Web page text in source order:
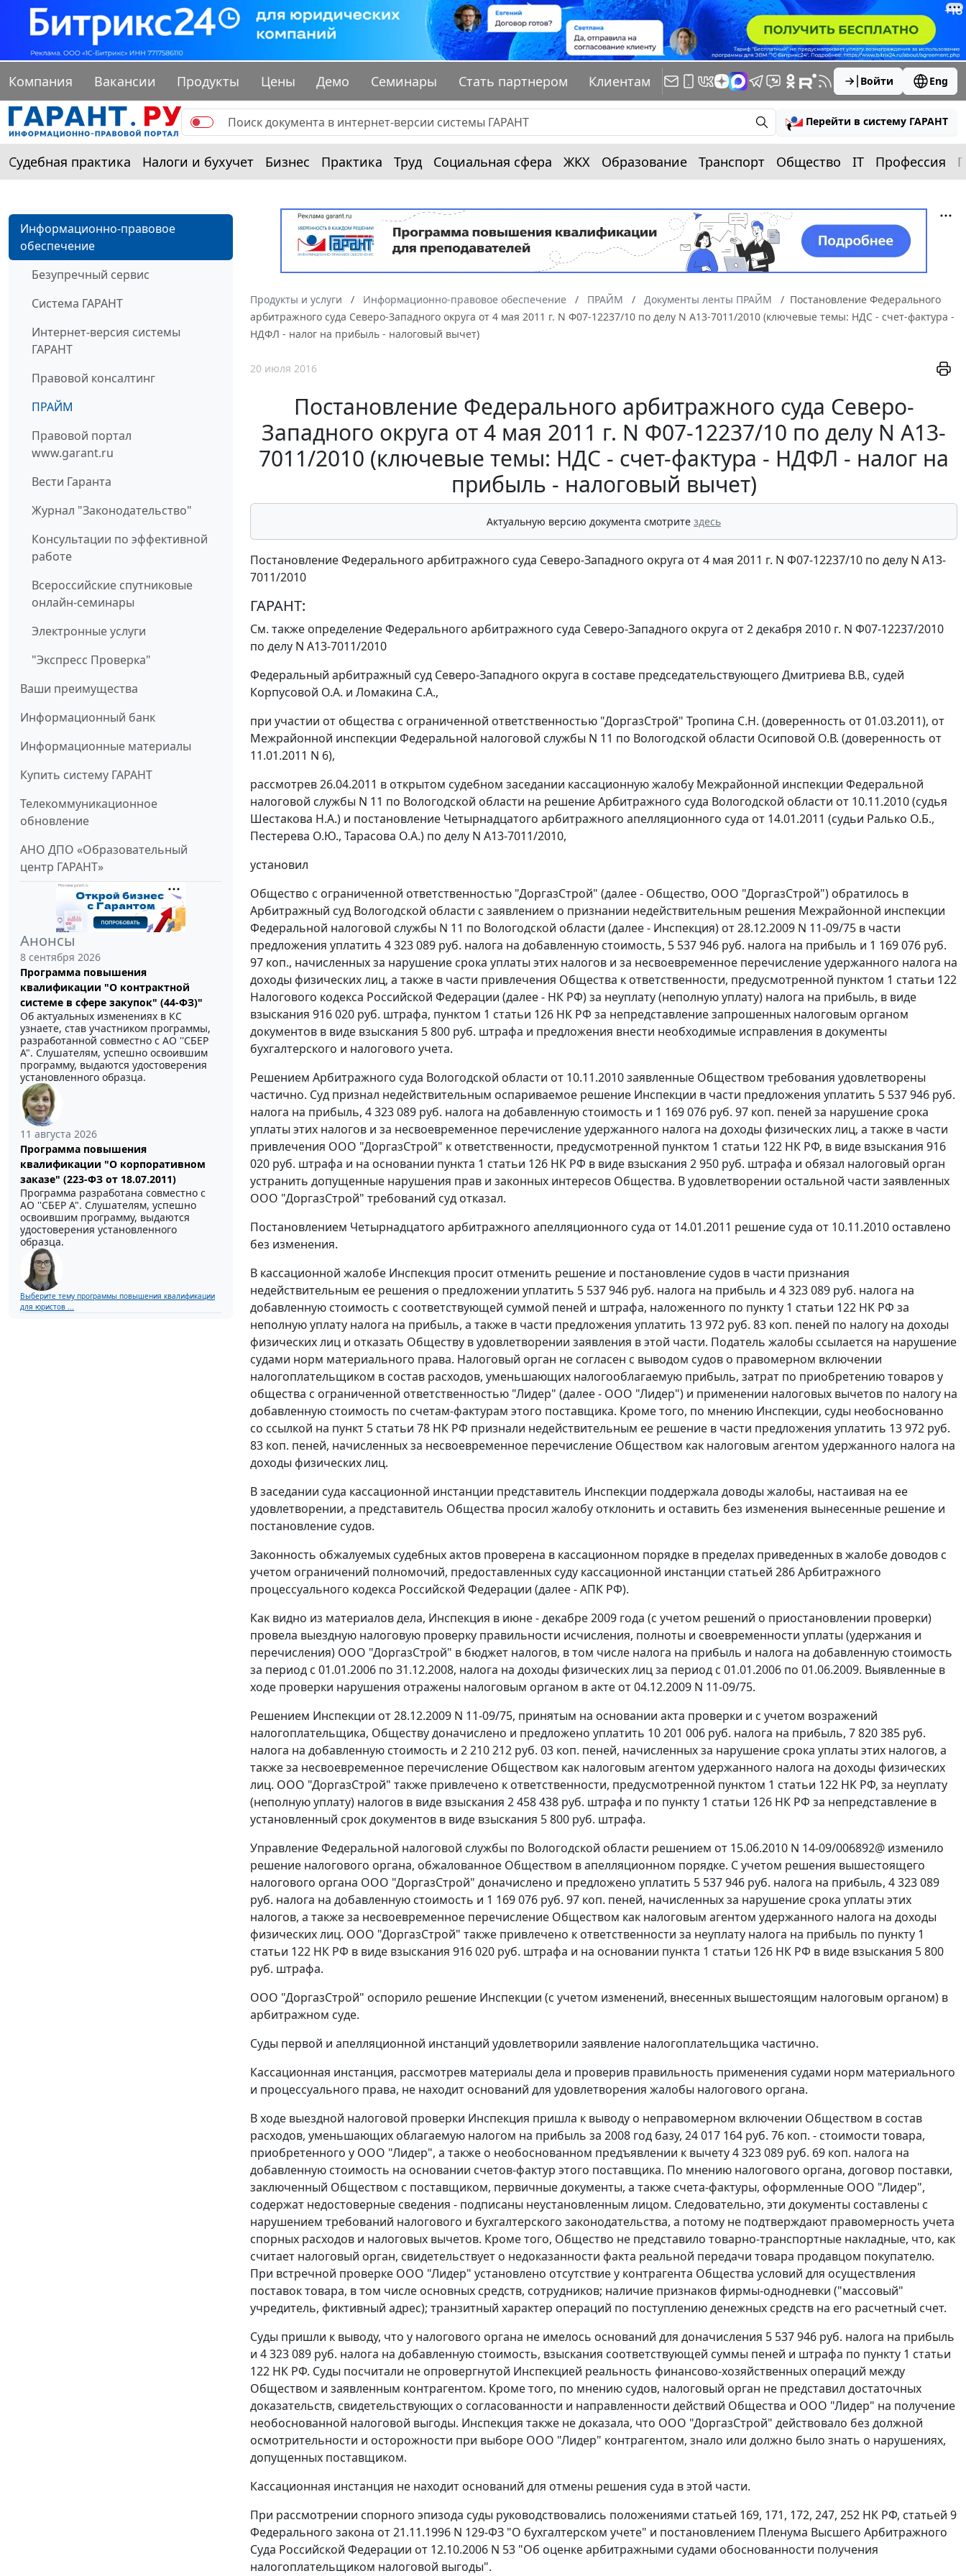
Компания Вакансии Продукты Цены Демо Семинары Стать партнером Клиентам Войти Eng
Перейти в систему ГАРАНТ
Судебная практика Налоги и бухучет Бизнес Практика Труд Социальная сфера ЖКХ Образование Транспорт Общество IT Профессия
Информационно-правовое
обеспечение
Безупречный сервис
Система ГАРАНТ
Интернет-версия системы
ГАРАНТ
Правовой консалтинг
ПРАЙМ
Правовой портал
www.garant.ru
Вести Гаранта
Журнал "Законодательство"
Консультации по эффективной
работе
Всероссийские спутниковые
онлайн-семинары
Электронные услуги
"Экспресс Проверка"
Ваши преимущества
Информационный банк
Информационные материалы
Купить систему ГАРАНТ
Телекоммуникационное
обновление
АНО ДПО «Образовательный
центр ГАРАНТ»
Анонсы
8 сентября 2026
Программа повышения
квалификации "О контрактной
системе в сфере закупок" (44-ФЗ)"
Об актуальных изменениях в КС
узнаете, став участником программы,
разработанной совместно с АО ''СБЕР
А". Слушателям, успешно освоившим
программу, выдаются удостоверения
установленного образца.
11 августа 2026
Программа повышения
квалификации "О корпоративном
заказе" (223-ФЗ от 18.07.2011)
Программа разработана совместно с
АО ''СБЕР А". Слушателям, успешно
освоившим программу, выдаются
удостоверения установленного
образца.
Выберите тему программы повышения квалификации
для юристов ...
Продукты и услуги Информационно-правовое обеспечение ПРАЙМ Документы ленты ПРАЙМ
Постановление Федерального
арбитражного суда Северо-Западного округа от 4 мая 2011 г. N Ф07-12237/10 по делу N А13-7011/2010 (ключевые темы: НДС - счет-фактура -
НДФЛ - налог на прибыль - налоговый вычет)
20 июля 2016
Постановление Федерального арбитражного суда Северо-
Западного округа от 4 мая 2011 г. N Ф07-12237/10 по делу N А13-
7011/2010 (ключевые темы: НДС - счет-фактура - НДФЛ - налог на
прибыль - налоговый вычет)
Актуальную версию документа смотрите здесь
Постановление Федерального арбитражного суда Северо-Западного округа от 4 мая 2011 г. N Ф07-12237/10 по делу N А13-
7011/2010
ГАРАНТ:
См. также определениеФедерального арбитражного суда Северо-Западного округа от 2 декабря 2010 г. N Ф07-12237/2010
по делу N А13-7011/2010
Федеральный арбитражный суд Северо-Западного округа в составе председательствующего Дмитриева В.В., судей
Корпусовой О.А. и Ломакина С.А.,
при участии от общества с ограниченной ответственностью "ДоргазСтрой" Тропина С.Н. (доверенность от 01.03.2011), от
Межрайонной инспекции Федеральной налоговой службы N 11 по Вологодской области Осиповой О.В. (доверенность от
11.01.2011 N 6),
рассмотрев 26.04.2011 в открытом судебном заседании кассационную жалобу Межрайонной инспекции Федеральной
налоговой службы N 11 по Вологодской области на решение Арбитражного суда Вологодской области от 10.11.2010 (судья
Шестакова Н.А.) и постановление Четырнадцатого арбитражного апелляционного суда от 14.01.2011 (судьи Ралько О.Б.,
Пестерева О.Ю., Тарасова О.А.) по делу N А13-7011/2010,
установил
Общество с ограниченной ответственностью "ДоргазСтрой" (далее - Общество, ООО "ДоргазСтрой") обратилось в
Арбитражный суд Вологодской области с заявлением о признании недействительным решения Межрайонной инспекции
Федеральной налоговой службы N 11 по Вологодской области (далее - Инспекция) от 28.12.2009 N 11-09/75 в части
предложения уплатить 4 323 089 руб. налога на добавленную стоимость, 5 537 946 руб. налога на прибыль и 1 169 076 руб.
97 коп., начисленных за нарушение срока уплаты этих налогов и за несвоевременное перечисление удержанного налога на
доходы физических лиц, а также в части привлечения Общества к ответственности, предусмотренной пунктом 1 статьи 122
Налогового кодекса Российской Федерации (далее - НК РФ) за неуплату (неполную уплату) налога на прибыль, в виде
взыскания 916 020 руб. штрафа, пунктом 1 статьи 126 НК РФ за непредставление запрошенных налоговым органом
документов в виде взыскания 5 800 руб. штрафа и предложения внести необходимые исправления в документы
бухгалтерского и налогового учета.
Решением Арбитражного суда Вологодской области от 10.11.2010 заявленные Обществом требования удовлетворены
частично. Суд признал недействительным оспариваемое решение Инспекции в части предложения уплатить 5 537 946 руб.
налога на прибыль, 4 323 089 руб. налога на добавленную стоимость и 1 169 076 руб. 97 коп. пеней за нарушение срока
уплаты этих налогов и за несвоевременное перечисление удержанного налога на доходы физических лиц, а также в части
привлечения ООО "ДоргазСтрой" к ответственности, предусмотренной пунктом 1 статьи 122 НК РФ, в виде взыскания 916
020 руб. штрафа и на основании пункта 1 статьи 126 НК РФ в виде взыскания 2 950 руб. штрафа и обязал налоговый орган
устранить допущенные нарушения прав и законных интересов Общества. В удовлетворении остальной части заявленных
ООО "ДоргазСтрой" требований суд отказал.
Постановлением Четырнадцатого арбитражного апелляционного суда от 14.01.2011 решение суда от 10.11.2010 оставлено
без изменения.
В кассационной жалобе Инспекция просит отменить решение и постановление судов в части признания
недействительным ее решения о предложении уплатить 5 537 946 руб. налога на прибыль и 4 323 089 руб. налога на
добавленную стоимость с соответствующей суммой пеней и штрафа, наложенного по пункту 1 статьи 122 НК РФ за
неполную уплату налога на прибыль, а также в части предложения уплатить 13 972 руб. 83 коп. пеней по налогу на доходы
физических лиц и отказать Обществу в удовлетворении заявления в этой части. Податель жалобы ссылается на нарушение
судами норм материального права. Налоговый орган не согласен с выводом судов о правомерном включении
налогоплательщиком в состав расходов, уменьшающих налогооблагаемую прибыль, затрат по приобретению товаров у
общества с ограниченной ответственностью "Лидер" (далее - ООО "Лидер") и применении налоговых вычетов по налогу на
добавленную стоимость по счетам-фактурам этого поставщика. Кроме того, по мнению Инспекции, суды необоснованно
со ссылкой на пункт 5 статьи 78 НК РФ признали недействительным ее решение в части предложения уплатить 13 972 руб.
83 коп. пеней, начисленных за несвоевременное перечисление Обществом как налоговым агентом удержанного налога на
доходы физических лиц.
В заседании суда кассационной инстанции представитель Инспекции поддержала доводы жалобы, настаивая на ее
удовлетворении, а представитель Общества просил жалобу отклонить и оставить без изменения вынесенные решение и
постановление судов.
Законность обжалуемых судебных актов проверена в кассационном порядке в пределах приведенных в жалобе доводов с
учетом ограничений полномочий, предоставленных суду кассационной инстанции статьей 286Арбитражного
процессуального кодекса Российской Федерации (далее - АПК РФ).
Как видно из материалов дела, Инспекция в июне - декабре 2009 года (с учетом решений о приостановлении проверки)
провела выездную налоговую проверку правильности исчисления, полноты и своевременности уплаты (удержания и
перечисления) ООО "ДоргазСтрой" в бюджет налогов, в том числе налога на прибыль и налога на добавленную стоимость
за период с 01.01.2006 по 31.12.2008, налога на доходы физических лиц за период с 01.01.2006 по 01.06.2009. Выявленные в
ходе проверки нарушения отражены налоговым органом в акте от 04.12.2009 N 11-09/75.
Решением Инспекции от 28.12.2009 N 11-09/75, принятым на основании акта проверки и с учетом возражений
налогоплательщика, Обществу доначислено и предложено уплатить 10 201 006 руб. налога на прибыль, 7 820 385 руб.
налога на добавленную стоимость и 2 210 212 руб. 03 коп. пеней, начисленных за нарушение срока уплаты этих налогов, а
также за несвоевременное перечисление Обществом как налоговым агентом удержанного налога на доходы физических
лиц. ООО "ДоргазСтрой" также привлечено к ответственности, предусмотренной пунктом 1 статьи 122 НК РФ, за неуплату
(неполную уплату) налогов в виде взыскания 2 458 438 руб. штрафа и по пункту 1 статьи 126 НК РФ за непредставление в
установленный срок документов в виде взыскания 5 800 руб. штрафа.
Управление Федеральной налоговой службы по Вологодской области решением от 15.06.2010 N 14-09/006892@ изменило
решение налогового органа, обжалованное Обществом в апелляционном порядке. С учетом решения вышестоящего
налогового органа ООО "ДоргазСтрой" доначислено и предложено уплатить 5 537 946 руб. налога на прибыль, 4 323 089
руб. налога на добавленную стоимость и 1 169 076 руб. 97 коп. пеней, начисленных за нарушение срока уплаты этих
налогов, а также за несвоевременное перечисление Обществом как налоговым агентом удержанного налога на доходы
физических лиц. ООО "ДоргазСтрой" также привлечено к ответственности за неуплату налога на прибыль по пункту 1
статьи 122 НК РФ в виде взыскания 916 020 руб. штрафа и на основании пункта 1 статьи 126 НК РФ в виде взыскания 5 800
руб. штрафа.
ООО "ДоргазСтрой" оспорило решение Инспекции (с учетом изменений, внесенных вышестоящим налоговым органом) в
арбитражном суде.
Суды первой и апелляционной инстанций удовлетворили заявление налогоплательщика частично.
Кассационная инстанция, рассмотрев материалы дела и проверив правильность применения судами норм материального
и процессуального права, не находит оснований для удовлетворения жалобы налогового органа.
В ходе выездной налоговой проверки Инспекция пришла к выводу о неправомерном включении Обществом в состав
расходов, уменьшающих облагаемую налогом на прибыль за 2008 год базу, 24 017 164 руб. 76 коп. - стоимости товара,
приобретенного у ООО "Лидер", а также о необоснованном предъявлении к вычету 4 323 089 руб. 69 коп. налога на
добавленную стоимость на основании счетов-фактур этого поставщика. По мнению налогового органа, договор поставки,
заключенный Обществом с поставщиком, первичные документы, а также счета-фактуры, оформленные ООО "Лидер",
содержат недостоверные сведения - подписаны неустановленным лицом. Следовательно, эти документы составлены с
нарушением требований налогового и бухгалтерского законодательства, а потому не подтверждают правомерность учета
спорных расходов и налоговых вычетов. Кроме того, Общество не представило товарно-транспортные накладные, что, как
считает налоговый орган, свидетельствует о недоказанности факта реальной передачи товара продавцом покупателю.
При встречной проверке ООО "Лидер" установлено отсутствие у контрагента Общества условий для осуществления
поставок товара, в том числе основных средств, сотрудников; наличие признаков фирмы-однодневки ("массовый"
учредитель, фиктивный адрес); транзитный характер операций по поступлению денежных средств на его расчетный счет.
Суды пришли к выводу, что у налогового органа не имелось оснований для доначисления 5 537 946 руб. налога на прибыль
и 4 323 089 руб. налога на добавленную стоимость, взыскания соответствующей суммы пеней и штрафа по пункту 1 статьи
122 НК РФ. Суды посчитали не опровергнутой Инспекцией реальность финансово-хозяйственных операций между
Обществом и заявленным контрагентом. Кроме того, по мнению судов, налоговый орган не представил достаточных
доказательств, свидетельствующих о согласованности и направленности действий Общества и ООО "Лидер" на получение
необоснованной налоговой выгоды. Инспекция также не доказала, что ООО "ДоргазСтрой" действовало без должной
осмотрительности и осторожности при выборе ООО "Лидер" контрагентом, знало или должно было знать о нарушениях,
допущенных поставщиком.
Кассационная инстанция не находит оснований для отмены решения суда в этой части.
При рассмотрении спорного эпизода суды руководствовались положениями статьей 169, 171, 172, 247, 252 НК РФ, статьей 9
Федерального закона от 21.11.1996 N 129-ФЗ "О бухгалтерском учете" и постановлением Пленума Высшего Арбитражного
Суда Российской Федерации от 12.10.2006 N 53 "Об оценке арбитражными судами обоснованности получения
налогоплательщиком налоговой выгоды".